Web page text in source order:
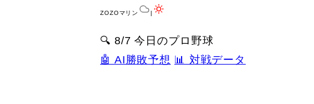
ZOZOマリン |
🔍 8/7 今日のプロ野球
🤖 AI勝敗予想 📊 対戦データ